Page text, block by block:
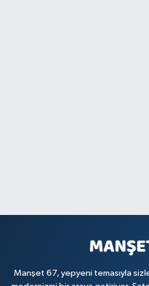
Manşet 67, yepyeni temasıyla